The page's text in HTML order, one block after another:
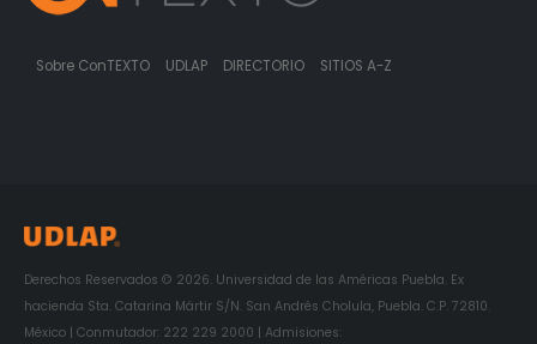
Sobre ConTEXTO UDLAP DIRECTORIO SITIOS A-Z
Derechos Reservados © 2026. Universidad de las Américas Puebla. Ex
hacienda Sta. Catarina Mártir S/N. San Andrés Cholula, Puebla. C.P. 72810.
México | Conmutador: 222 229 2000 | Admisiones: